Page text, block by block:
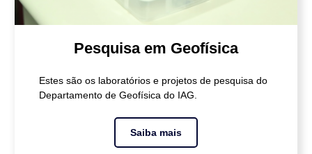
Pesquisa em Geofísica
Estes são os laboratórios e projetos de pesquisa do
Departamento de Geofísica do IAG.
Saiba mais